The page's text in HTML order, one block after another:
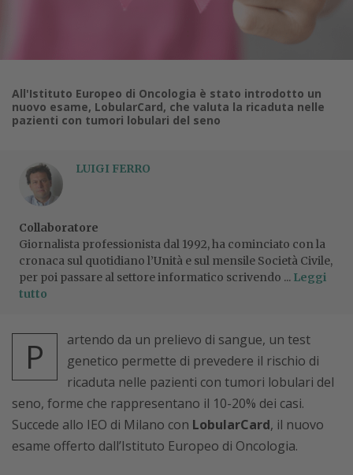
All'Istituto Europeo di Oncologia è stato introdotto un
nuovo esame, LobularCard, che valuta la ricaduta nelle
pazienti con tumori lobulari del seno
LUIGI FERRO
Collaboratore
Giornalista professionista dal 1992, ha cominciato con la
cronaca sul quotidiano l’Unità e sul mensile Società Civile,
per poi passare al settore informatico scrivendo ... Leggi
tutto
P
artendo da un prelievo di sangue, un test
genetico permette di prevedere il rischio di
ricaduta nelle pazienti con tumori lobulari del
seno, forme che rappresentano il 10-20% dei casi.
Succede allo IEO di Milano con LobularCard, il nuovo
esame offerto dall’Istituto Europeo di Oncologia.